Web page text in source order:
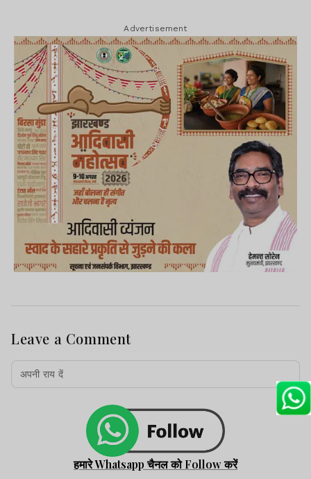
Advertisement
Leave a Comment
हमारे Whatsapp चैनल को Follow करें